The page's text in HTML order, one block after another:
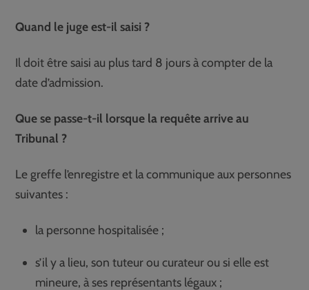
Quand le juge est-il saisi ?
Il doit être saisi au plus tard 8 jours à compter de la
date d’admission.
Que se passe-t-il lorsque la requête arrive au
Tribunal ?
Le greffe l’enregistre et la communique aux personnes
suivantes :
la personne hospitalisée ;
s’il y a lieu, son tuteur ou curateur ou si elle est
mineure, à ses représentants légaux ;